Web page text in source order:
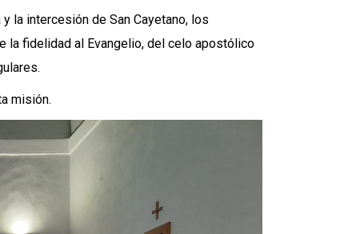
la intercesión de San Cayetano, los
la fidelidad al Evangelio, del celo apostólico
misión.